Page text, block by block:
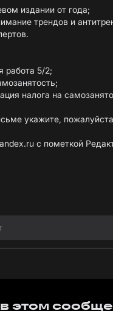
издании от года;
трендов и
работа 5/2;
налога на
укажите,
с пометкой
этом